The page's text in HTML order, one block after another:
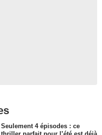
Seulement 4 épisodes : ce